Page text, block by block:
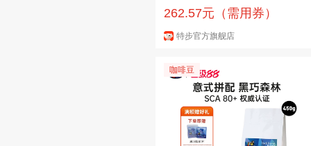
桃红【马上进化-本命年配色】
43 脚长27cm( 新法码43)
262.57元（需用券）
特步官方旗舰店
咖啡豆